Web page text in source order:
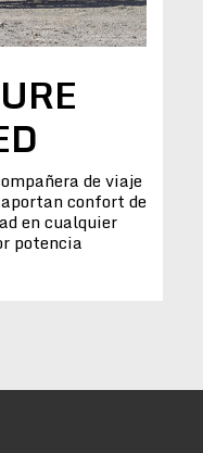
de viaje
confort de
en cualquier
potencia